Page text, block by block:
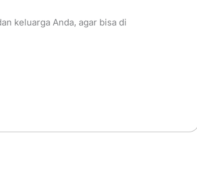
keluarga Anda, agar bisa di